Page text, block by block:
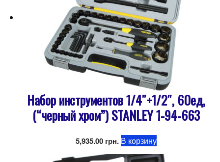
Набор инструментов 1/4″+1/2″, 60ед,
(“черный хром”) STANLEY 1-94-663
5,935.00 грн. В корзину